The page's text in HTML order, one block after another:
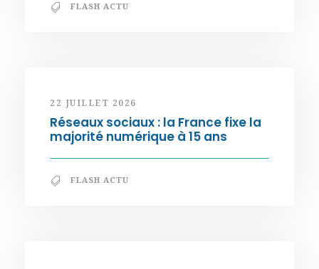
FLASH ACTU
22 JUILLET 2026
Réseaux sociaux : la France fixe la
majorité numérique à 15 ans
FLASH ACTU